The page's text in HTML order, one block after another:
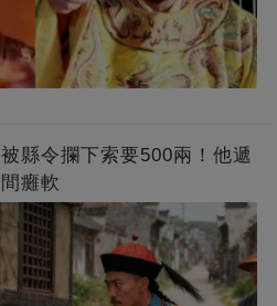
縣令攔下索要500兩！他遞
癱軟